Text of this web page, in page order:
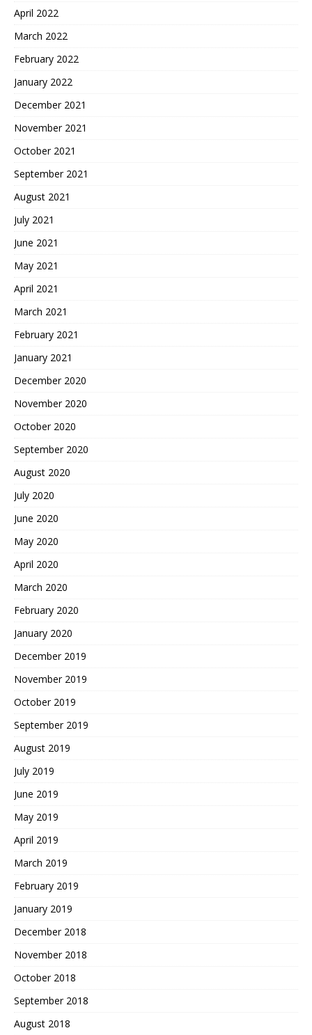
April 2022
March 2022
February 2022
January 2022
December 2021
November 2021
October 2021
September 2021
August 2021
July 2021
June 2021
May 2021
April 2021
March 2021
February 2021
January 2021
December 2020
November 2020
October 2020
September 2020
August 2020
July 2020
June 2020
May 2020
April 2020
March 2020
February 2020
January 2020
December 2019
November 2019
October 2019
September 2019
August 2019
July 2019
June 2019
May 2019
April 2019
March 2019
February 2019
January 2019
December 2018
November 2018
October 2018
September 2018
August 2018